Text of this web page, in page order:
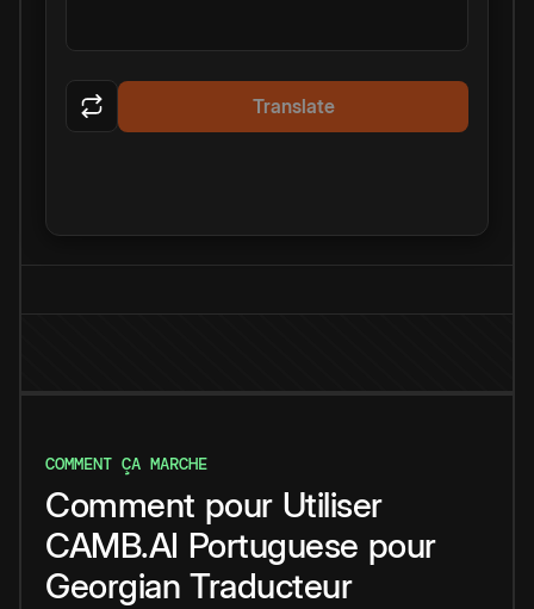
Translate
COMMENT ÇA MARCHE
Comment pour Utiliser
CAMB.AI Portuguese pour
Georgian Traducteur